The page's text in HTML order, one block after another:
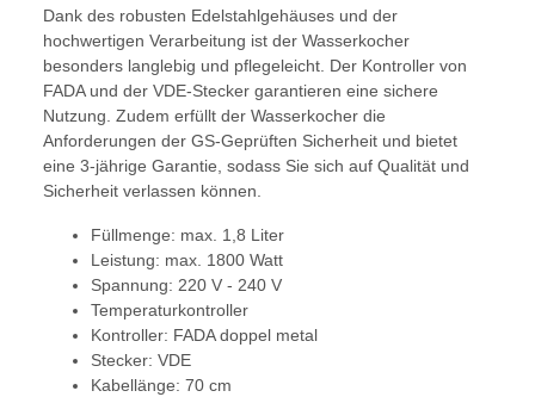
Dank des robusten Edelstahlgehäuses und der
hochwertigen Verarbeitung ist der Wasserkocher
besonders langlebig und pflegeleicht. Der Kontroller von
FADA und der VDE-Stecker garantieren eine sichere
Nutzung. Zudem erfüllt der Wasserkocher die
Anforderungen der GS-Geprüften Sicherheit und bietet
eine 3-jährige Garantie, sodass Sie sich auf Qualität und
Sicherheit verlassen können.
Füllmenge: max. 1,8 Liter
Leistung: max. 1800 Watt
Spannung: 220 V - 240 V
Temperaturkontroller
Kontroller: FADA doppel metal
Stecker: VDE
Kabellänge: 70 cm